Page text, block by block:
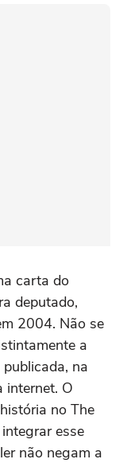
carta do
deputado,
2004. Não se
a
na
internet. O
no The
esse
não negam a